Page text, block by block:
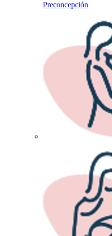
Preconcepción